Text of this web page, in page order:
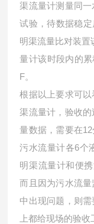
渠流量计测量同
试验，待数据稳
明渠流量比对装
量计该时段内的
F。
根据以上要求可
渠流量计，验收
量数据，需要在
污水流量计各6个
明渠流量计和便
而且因为污水流
中出现问题，则
上都给现场的验收